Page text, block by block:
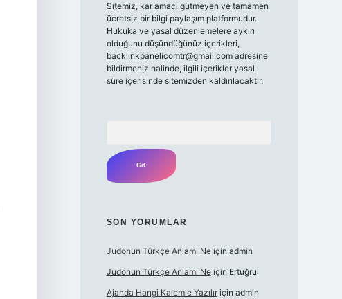
Sitemiz, kar amacı gütmeyen ve tamamen
ücretsiz bir bilgi paylaşım platformudur.
Hukuka ve yasal düzenlemelere aykırı
olduğunu düşündüğünüz içerikleri,
backlinkpanelicomtr@gmail.comadresine
bildirmeniz halinde, ilgili içerikler yasal
süre içerisinde sitemizden kaldırılacaktır.
SON YORUMLAR
Judonun Türkçe Anlamı Neiçin admin
Judonun Türkçe Anlamı Neiçin Ertuğrul
Ajanda Hangi Kalemle Yazılıriçin admin